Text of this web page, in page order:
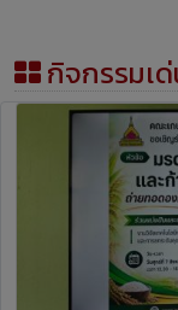
กิจกรรมเ